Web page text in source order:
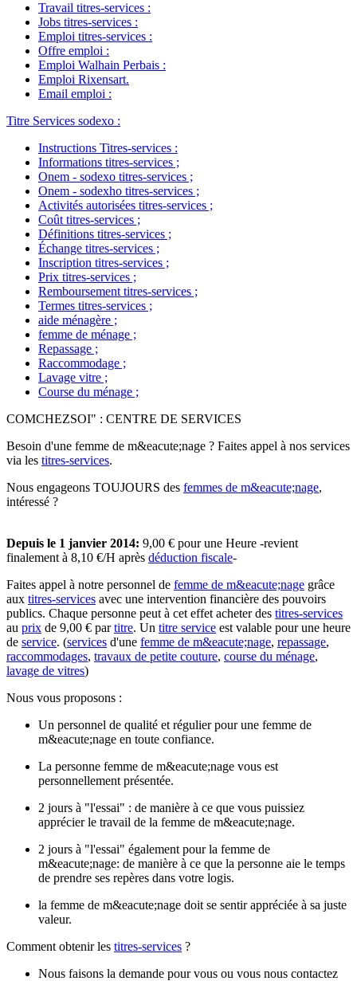
Travail titres-services :
Jobs titres-services :
Emploi titres-services :
Offre emploi :
Emploi Walhain Perbais :
Emploi Rixensart.
Email emploi :
Titre Services sodexo :
Instructions Titres-services :
Informations titres-services ;
Onem - sodexo titres-services ;
Onem - sodexho titres-services ;
Activités autorisées titres-services ;
Coût titres-services ;
Définitions titres-services ;
Échange titres-services ;
Inscription titres-services ;
Prix titres-services ;
Remboursement titres-services ;
Termes titres-services ;
aide ménagère ;
femme de ménage ;
Repassage ;
Raccommodage ;
Lavage vitre ;
Course du ménage ;
COMCHEZSOI" : CENTRE DE SERVICES
Besoin d'une femme de m&eacute;nage ? Faites appel à nos services
via les titres-services.
Nous engageons TOUJOURS des femmes de m&eacute;nage,
intéressé ?
Depuis le 1 janvier 2014: 9,00 € pour une Heure -revient
finalement à 8,10 €/H après déduction fiscale-
Faites appel à notre personnel de femme de m&eacute;nage grâce
aux titres-services avec une intervention financière des pouvoirs
publics. Chaque personne peut à cet effet acheter des titres-services
au prix de 9,00 € partitre. Un titre service est valable pour une heure
de service. (services d'une femme de m&eacute;nage, repassage,
raccommodages, travaux de petite couture, course du ménage,
lavage de vitres)
Nous vous proposons :
Un personnel de qualité et régulier pour une femme de
m&eacute;nage en toute confiance.
La personne femme de m&eacute;nage vous est
personnellement présentée.
2 jours à "l'essai" : de manière à ce que vous puissiez
apprécier le travail de la femme de m&eacute;nage.
2 jours à "l'essai" également pour la femme de
m&eacute;nage: de manière à ce que la personne aie le temps
de prendre ses repères dans votre logis.
la femme de m&eacute;nage doit se sentir appréciée à sa juste
valeur.
Comment obtenir les titres-services ?
Nous faisons la demande pour vous ou vous nous contactez